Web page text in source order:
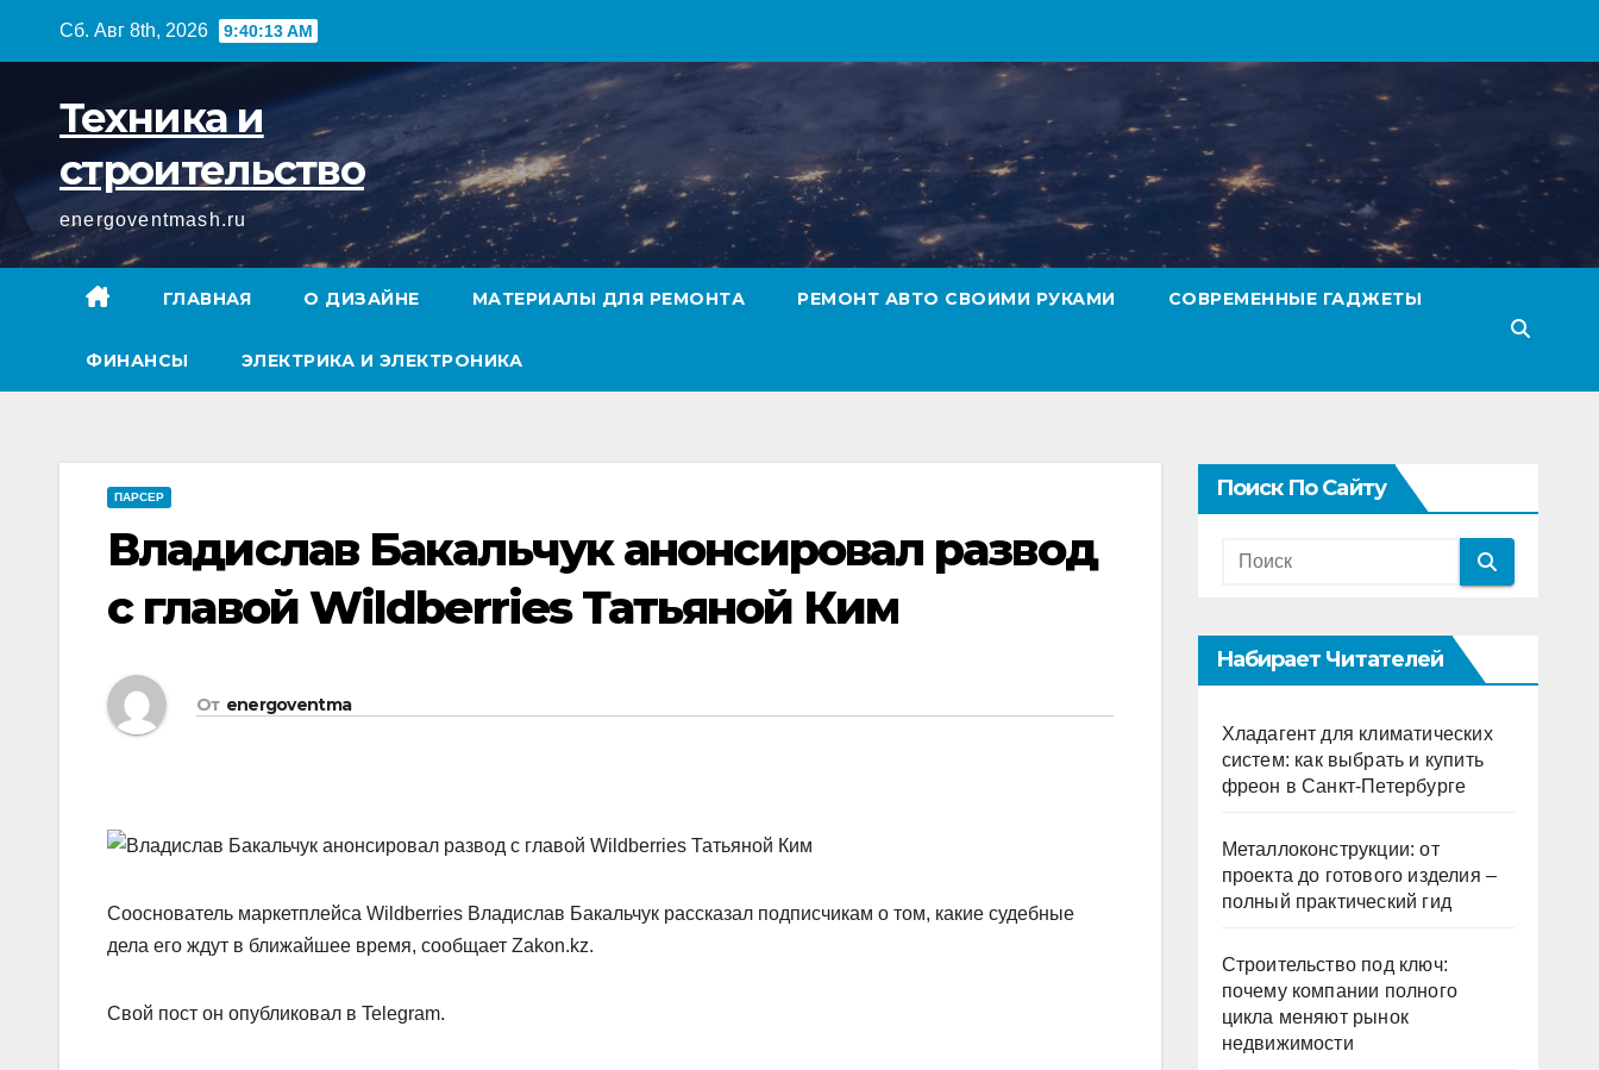
Сб. Авг 8th, 2026 9:40:14 AM
Техника и
строительство
energoventmash.ru
ГЛАВНАЯ О ДИЗАЙНЕ МАТЕРИАЛЫ ДЛЯ РЕМОНТА РЕМОНТ АВТО СВОИМИ РУКАМИ СОВРЕМЕННЫЕ ГАДЖЕТЫ
ФИНАНСЫ ЭЛЕКТРИКА И ЭЛЕКТРОНИКА
ПАРСЕР
Владислав Бакальчук анонсировал развод
с главой Wildberries Татьяной Ким
От energoventma
Сооснователь маркетплейса Wildberries Владислав Бакальчук рассказал подписчикам о том, какие судебные
дела его ждут в ближайшее время, сообщает Zakon.kz.
Свой пост он опубликовал в Telegram.
Поиск По Сайту
Набирает Читателей
Хладагент для климатических
систем: как выбрать и купить
фреон в Санкт-Петербурге
Металлоконструкции: от
проекта до готового изделия –
полный практический гид
Строительство под ключ:
почему компании полного
цикла меняют рынок
недвижимости